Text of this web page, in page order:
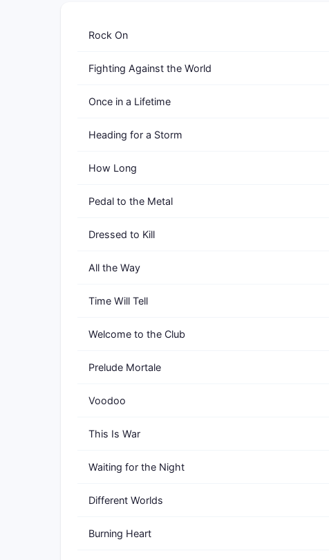
Rock On
Fighting Against the World
Once in a Lifetime
Heading for a Storm
How Long
Pedal to the Metal
Dressed to Kill
All the Way
Time Will Tell
Welcome to the Club
Prelude Mortale
Voodoo
This Is War
Waiting for the Night
Different Worlds
Burning Heart